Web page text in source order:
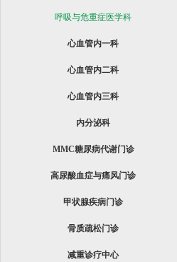
呼吸与危重症医学科
心血管内一科
心血管内二科
心血管内三科
内分泌科
MMC糖尿病代谢门诊
高尿酸血症与痛风门诊
甲状腺疾病门诊
骨质疏松门诊
减重诊疗中心